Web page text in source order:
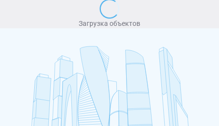
Загрузка объектов